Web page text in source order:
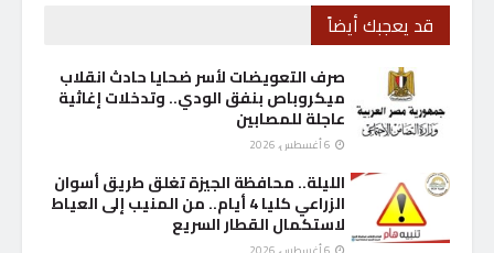
قد يعجبك أيضاً
صرف التعويضات لأسر ضحايا حادث انقلاب
ميكروباص بنفق الودي.. وتدخلات إغاثية
عاجلة للمصابين
الليلة.. محافظة الجيزة تغلق طريق أسوان
الزراعي كليا 4 أيام.. من المنيب إلى العياط
لاستكمال القطار السريع